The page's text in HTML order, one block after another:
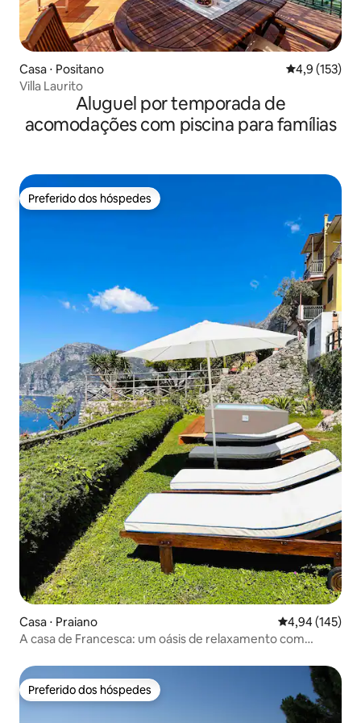
Casa ⋅ Positano 4,9 de uma
4,9 (153)
Villa Laurito
Aluguel por temporada de
acomodações com piscina para famílias
Preferido dos hóspedes
Preferido dos hóspedes
Casa ⋅ Praiano 4,94 de uma
4,94 (145)
A casa de Francesca: um oásis de relaxamento com
Preferido dos hóspedes
Preferido dos hóspedes